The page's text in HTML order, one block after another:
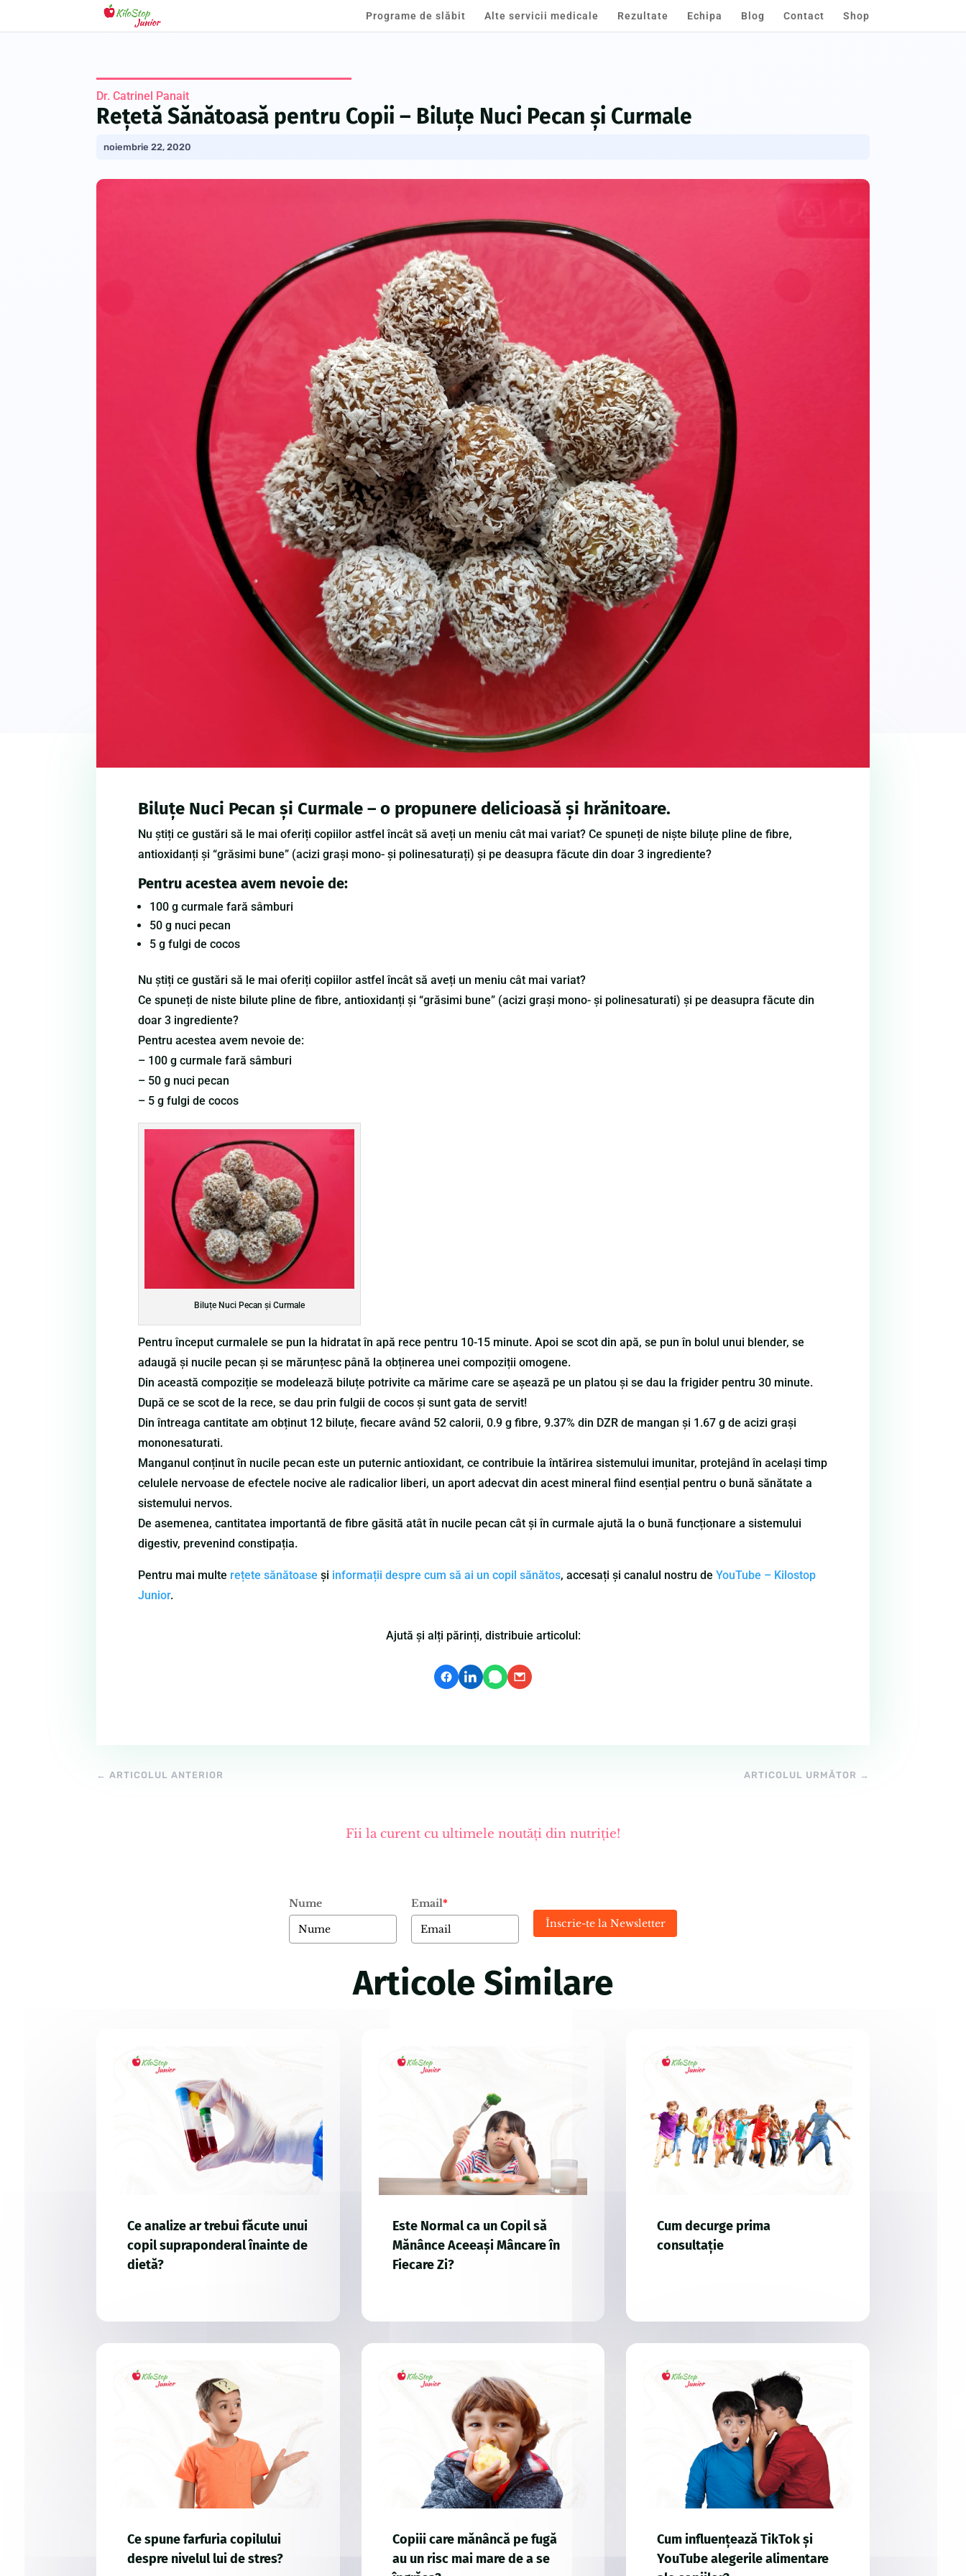
Programe de slăbit Alte servicii medicale Rezultate Echipa Blog Contact Shop
Dr. Catrinel Panait
Rețetă Sănătoasă pentru Copii – Biluțe Nuci Pecan și Curmale
noiembrie 22, 2020
Biluțe Nuci Pecan și Curmale – o propunere delicioasă și hrănitoare.
Nuștiți cegustări să le mai oferiți copiilor astfelîncât să aveți un meniucât mai variat? Cespuneți de niște biluțe pline de fibre,
antioxidanți și “grăsimi bune” (acizigrași mono-și polinesaturați)și pe deasuprafăcute din doar 3 ingrediente?
Pentru acestea avem nevoie de:
100 g curmalefară sâmburi
50 g nuci pecan
5 g fulgi decocos
Nu știți ce gustări să le mai oferiți copiilor astfel încât să aveți un meniu cât mai variat?
Ce spuneți de niste bilute pline de fibre, antioxidanți și “grăsimi bune” (acizi grași mono- și polinesaturati) și pe deasupra făcute din
doar 3 ingrediente?
Pentru acestea avem nevoie de:
– 100 g curmale fară sâmburi
– 50 g nuci pecan
– 5 g fulgi de cocos
Biluțe Nuci Pecan și Curmale
Pentru început curmalele se pun la hidratat în apă rece pentru 10-15 minute. Apoi se scot din apă, se pun în bolul unui blender, se
adaugă și nucile pecan și se mărunțesc până la obținerea unei compoziții omogene.
Din această compoziție se modelează biluțe potrivite ca mărime care se așează pe un platou și se dau la frigider pentru 30 minute.
După ce se scot de la rece, se dau prin fulgii de cocos și sunt gata de servit!
Din întreaga cantitate am obținut 12 biluțe, fiecare având 52 calorii, 0.9 g fibre, 9.37% din DZR de mangan și 1.67 g de acizi grași
mononesaturati.
Manganul conținut în nucile pecan este un puternic antioxidant, ce contribuie la întărirea sistemului imunitar, protejând în același timp
celulele nervoase de efectele nocive ale radicalior liberi, un aport adecvat din acest mineral fiind esențial pentru o bună sănătate a
sistemului nervos.
De asemenea, cantitatea importantă de fibre găsită atât în nucile pecan cât și în curmale ajută la o bună funcționare a sistemului
digestiv, prevenind constipația.
Pentru mai multe rețete sănătoase și informații despre cum să ai un copil sănătos, accesați și canalul nostru deYouTube – Kilostop
Junior.
Ajută și alți părinți, distribuie articolul:
←ARTICOLUL ANTERIOR ARTICOLUL URMĂTOR →
Fii la curent cu ultimele noutăți din nutriție!
Nume Email*
Înscrie-te la Newsletter
Articole Similare
Ce analize ar trebui făcute unui
copil supraponderal înainte de
dietă?
Este Normal ca un Copil să
Mănânce Aceeași Mâncare în
Fiecare Zi?
Cum decurge prima
consultație
Ce spune farfuria copilului
despre nivelul lui de stres?
Copiii care mănâncă pe fugă
au un risc mai mare de a se
Cum influențează TikTok și
YouTube alegerile alimentare